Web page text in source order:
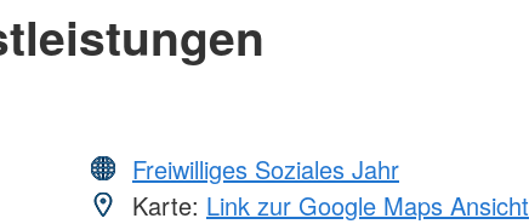
Freiwilliges Soziales Jahr
Karte: Link zur Google Maps Ansicht